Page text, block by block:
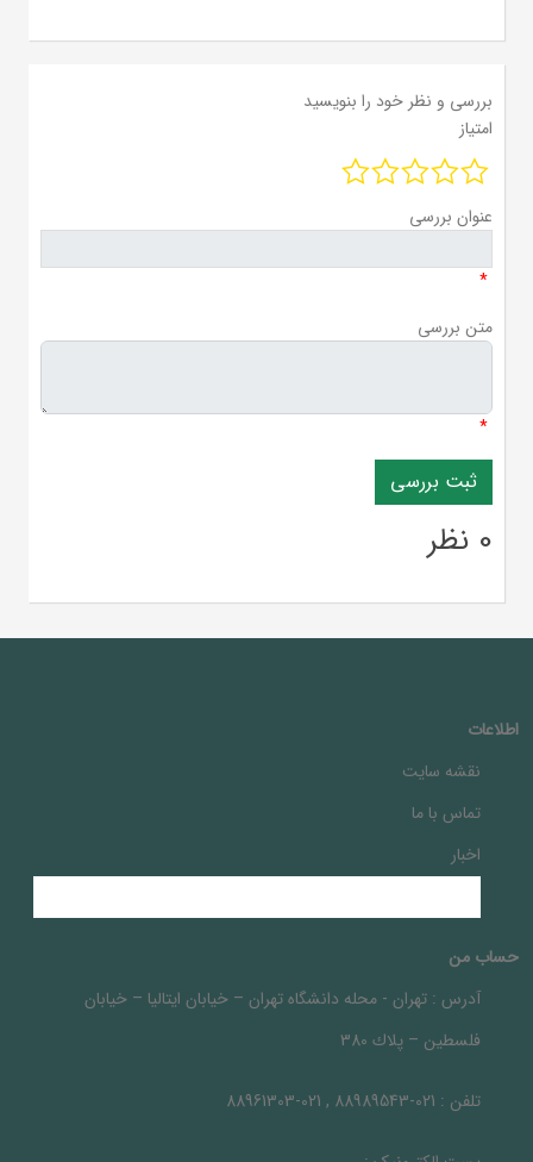
بررسی و نظر خود را بنویسید
امتیاز
عنوان بررسی
*
متن بررسی
*
0 نظر
اطلاعات
نقشه سایت
تماس با ما
اخبار
حساب من
آدرس : تهران - محله دانشگاه تهران – خيابان ايتاليا – خيابان
فلسطين – پلاك 380
تلفن : 021-88989543 , 021-88961303